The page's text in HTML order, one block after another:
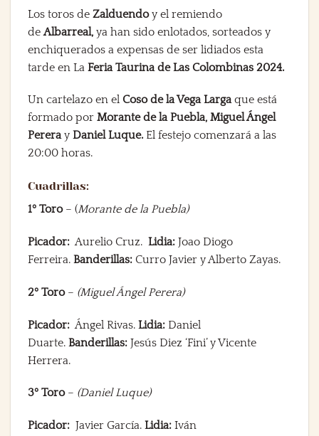
Los toros de Zalduendoy el remiendo
deAlbarreal, ya han sido enlotados, sorteados y
enchiquerados a expensas de ser lidiados esta
tarde en La Feria Taurina de Las Colombinas 2024.
Un cartelazo en el Coso de la Vega Largaque está
formado por Morante de la Puebla, Miguel Ángel
Pereray Daniel Luque. El festejo comenzará a las
20:00 horas.
Cuadrillas:
1º Toro – (Morante de la Puebla)
Picador: Aurelio Cruz. Lidia: Joao Diogo
Ferreira. Banderillas: Curro Javier y Alberto Zayas.
2º Toro – (Miguel Ángel Perera)
Picador: Ángel Rivas. Lidia: Daniel
Duarte. Banderillas: Jesús Diez ‘Fini’ y Vicente
Herrera.
3º Toro – (Daniel Luque)
Picador: Javier García. Lidia: Iván